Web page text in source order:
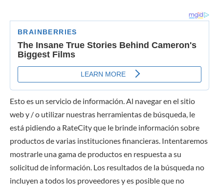
Esto es un servicio de información. Al navegar en el sitio
web y / o utilizar nuestras herramientas de búsqueda, le
está pidiendo a RateCity que le brinde información sobre
productos de varias instituciones financieras. Intentaremos
mostrarle una gama de productos en respuesta a su
solicitud de información. Los resultados de la búsqueda no
incluyen a todos los proveedores y es posible que no